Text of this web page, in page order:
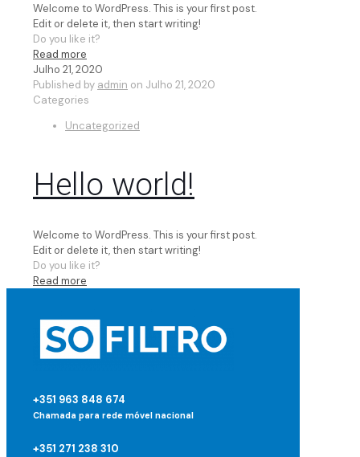
Welcome to WordPress. This is your first post.
Edit or delete it, then start writing!
Do you like it?
Read more
Julho 21, 2020
Published by admin on Julho 21, 2020
Categories
Uncategorized
Hello world!
Welcome to WordPress. This is your first post.
Edit or delete it, then start writing!
Do you like it?
Read more
+351 963 848 674
Chamada para rede móvel nacional
+351 271 238 310